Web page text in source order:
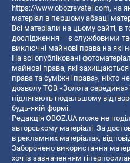
https://www.obozrevatel.com, на
матеріал в першому абзаці
Всі матеріали на цьому сайті, в
дослідження – є службовими
виключні майнові права на які
На всі опубліковані
майнові права, які
права та суміжні права», ніхто
дозволу ТОВ «Золота середина»
підлягають подальшому
будь-якій формі.
Редакція OBOZ.UA може не
авторському матеріалі. За
в рекламних матеріалах,
Заборонено використання
хоч із зазначенням